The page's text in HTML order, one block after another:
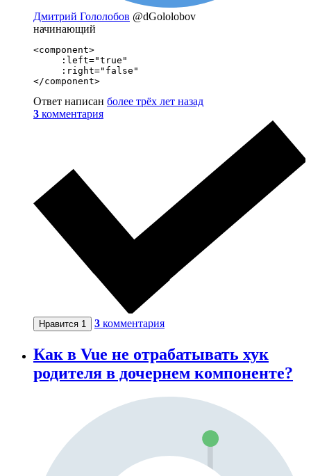
Дмитрий Гололобов @dGololobov
начинающий
<component>
     :left="true"
     :right="false"
</component>
Ответ написан более трёх лет назад
3 комментария
Нравится 1 3 комментария
Как в Vue не отрабатывать хук
родителя в дочернем компоненте?